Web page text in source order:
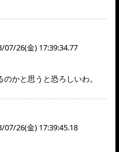
07/26(金) 17:39:34.77
かと思うと恐ろしいわ。
07/26(金) 17:39:45.18